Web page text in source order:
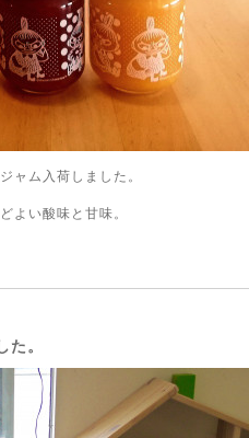
ャム入荷しました。
よい酸味と甘味。
。